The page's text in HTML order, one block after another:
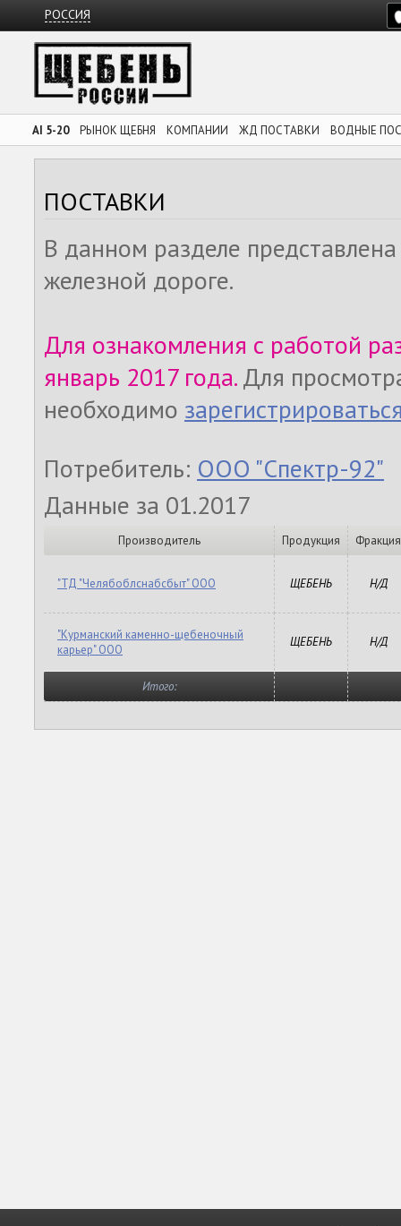
РОССИЯ
AI 5-20 РЫНОК ЩЕБНЯ КОМПАНИИ ЖД ПОСТАВКИ ВОДНЫЕ
ПОСТАВКИ
В данном разделе
железной дороге.
Для ознакомления с работой
январь 2017 года.Для
необходимо
Потребитель: ООО "Спектр-92"
Данные за 01.2017
Производитель Продукция Фракция
"ТД "Челябоблснабсбыт" ООО ЩЕБЕНЬ Н/Д
"Курманский каменно-щебеночный
карьер" ООО
ЩЕБЕНЬ Н/Д
Итого: